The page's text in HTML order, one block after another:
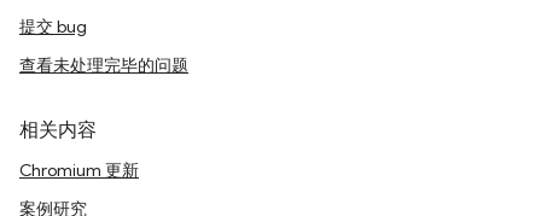
提交 bug
查看未处理完毕的问题
相关内容
Chromium 更新
案例研究